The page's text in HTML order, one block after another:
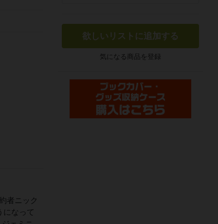
者ニック
になって
欲しいリストに追加する
気になる商品を登録